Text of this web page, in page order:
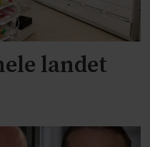
landet